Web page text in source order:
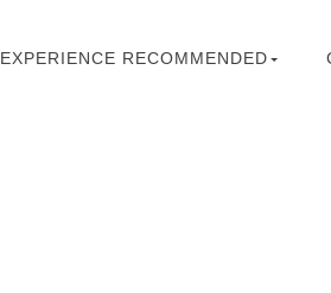
EXPERIENCE RECOMMENDED